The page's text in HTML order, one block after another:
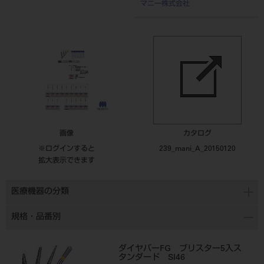
マニー株式会社
画像
※ログインすると
拡大表示できます
カタログ
239_mani_A_20150120
医療機器の分類
規格・品番別
ダイヤバーFG ブリスター5入ス
タンダード SI46